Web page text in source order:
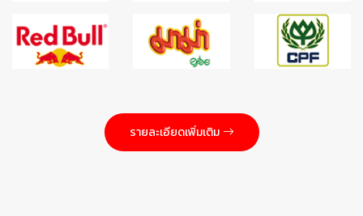
รายละเอียดเพิ่มเติม